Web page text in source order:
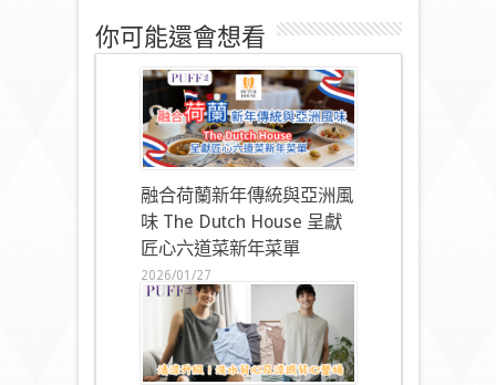
你可能還會想看
融合荷蘭新年傳統與亞洲風
味 The Dutch House 呈獻
匠心六道菜新年菜單
2026/01/27